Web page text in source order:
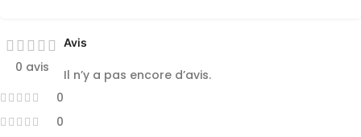
0 avis
0
0
Avis
Il n’y a pas encore d’avis.